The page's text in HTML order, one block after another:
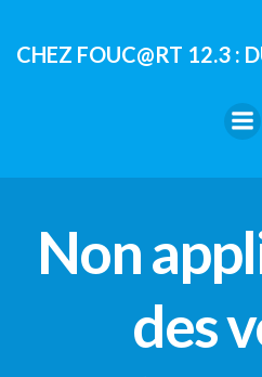
CHEZ FOUC@RT 12.3 :
Non
des